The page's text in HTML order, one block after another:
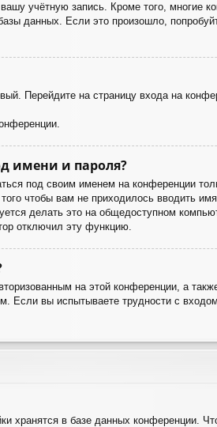
учётную запись. Кроме того, многие
данных. Если это произошло,
Перейдите на страницу входа на
имени и пароля?
под своим именем на конференции
чтобы вам не приходилось вводить
делать это на общедоступном
отключил эту функцию.
на этой конференции, а
Если вы испытываете трудности с
хранятся в базе данных конференции.